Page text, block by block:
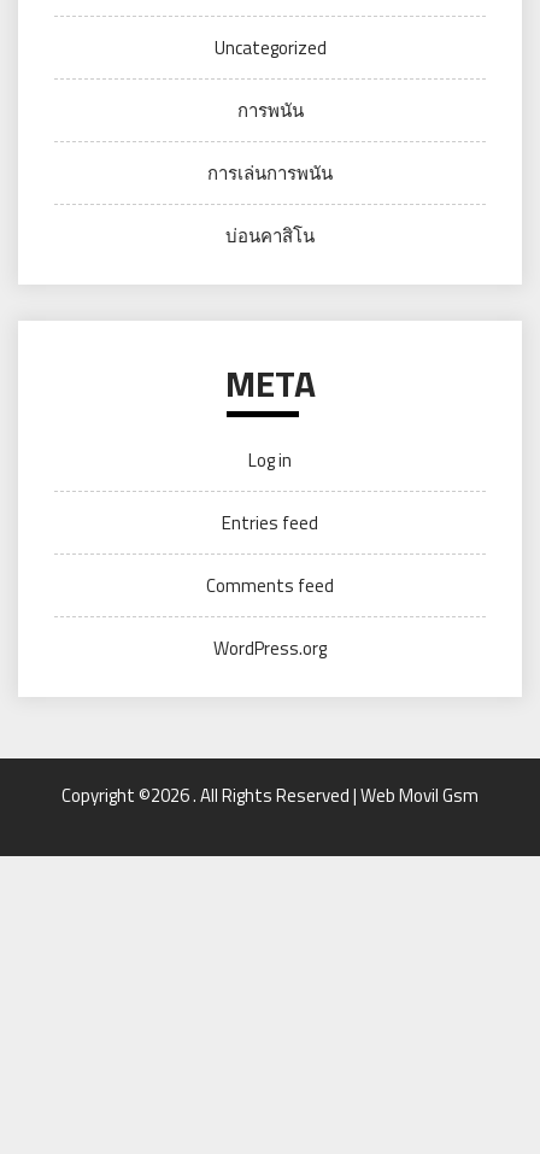
Uncategorized
การพนัน
การเล่นการพนัน
บ่อนคาสิโน
META
Log in
Entries feed
Comments feed
WordPress.org
Copyright ©2026 . All Rights Reserved | Web Movil Gsm